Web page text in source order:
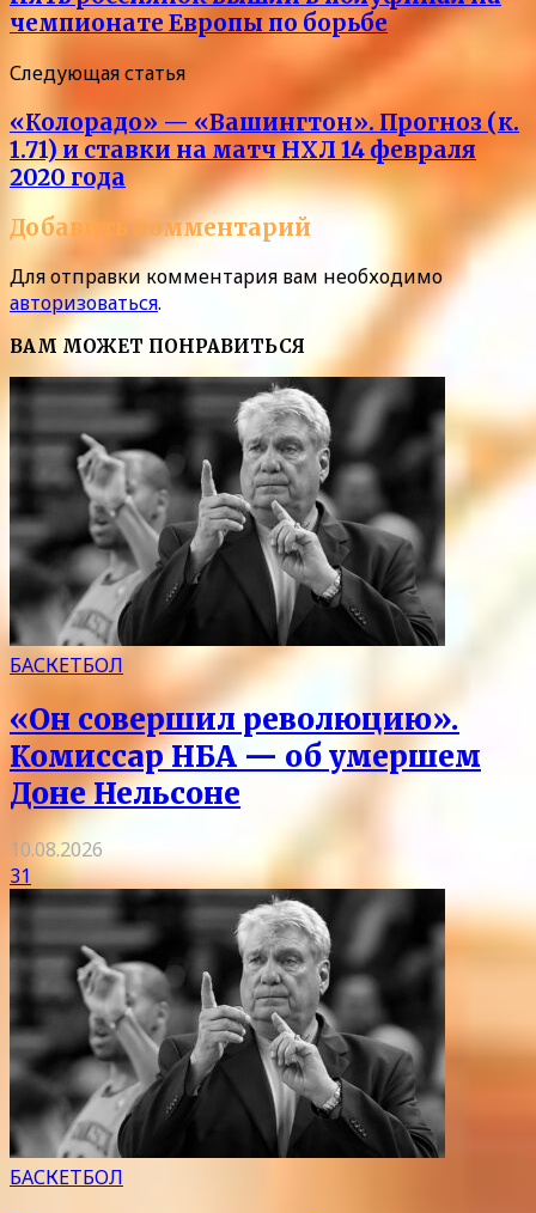
чемпионате Европы по борьбе
Следующая статья
«Колорадо» — «Вашингтон». Прогноз (к.
1.71) и ставки на матч НХЛ 14 февраля
2020 года
Добавить комментарий
Для отправки комментария вам необходимо
авторизоваться.
ВАМ МОЖЕТ ПОНРАВИТЬСЯ
БАСКЕТБОЛ
«Он совершил революцию».
Комиссар НБА — об умершем
Доне Нельсоне
10.08.2026
31
БАСКЕТБОЛ